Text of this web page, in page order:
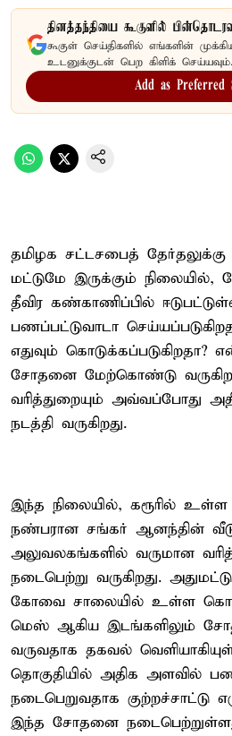
தினத்தந்தியை கூகுளில்
கூகுள் செய்திகளில் எங்களின்
உடனுக்குடன் பெற கிளிக் செய்யவும்.
Add as Preferred
தமிழக சட்டசபைத்
மட்டுமே இருக்கும்
தீவிர கண்காணிப்பில்
பணப்பட்டுவாடா
எதுவும் கொடுக்கப்படுகிறதா?
சோதனை மேற்கொண்டு
வரித்துறையும் அவ்வப்போது
நடத்தி வருகிறது.
இந்த நிலையில், கரூரில் உள்ள
நண்பரான சங்கர் ஆனந்தின்
அலுவலகங்களில் வருமான
நடைபெற்று வருகிறது.
கோவை சாலையில் உள்ள
மெஸ் ஆகிய இடங்களிலும்
வருவதாக தகவல்
தொகுதியில் அதிக அளவில்
நடைபெறுவதாக குற்றச்சாட்டு
இந்த சோதனை